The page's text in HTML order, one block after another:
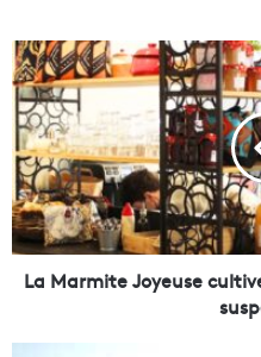
L
a
M
a
r
m
i
t
e
La Marmite Joyeuse